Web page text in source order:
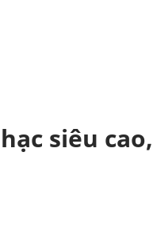
siêu